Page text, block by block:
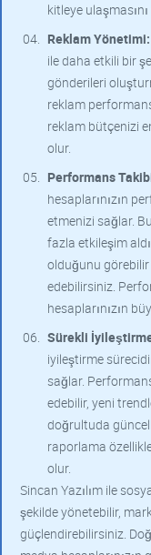
kitleye
Reklam Yönetimi:
ile daha etkili bir
gönderileri
reklam
reklam bütçenizi
olur.
Performans
hesaplarınızın
etmenizi sağlar.
fazla etkileşim
olduğunu
edebilirsiniz.
hesaplarınızın
Sürekli
iyileştirme
sağlar.
edebilir, yeni
doğrultuda
raporlama
olur.
Sincan Yazılım ile
şekilde yönetebilir,
güçlendirebilirsiniz.